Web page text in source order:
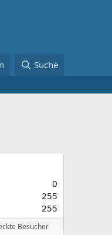
Suche
0
255
255
Besucher